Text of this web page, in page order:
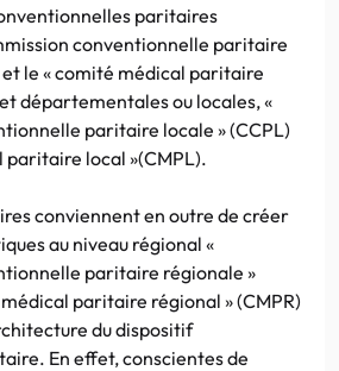
paritaires
conventionnelle paritaire
et le « comité médical paritaire
départementales ou locales, «
paritaire locale » (CCPL)
local »(CMPL).
conviennent en outre de créer
au niveau régional «
paritaire régionale »
paritaire régional » (CMPR)
du dispositif
En effet, conscientes de